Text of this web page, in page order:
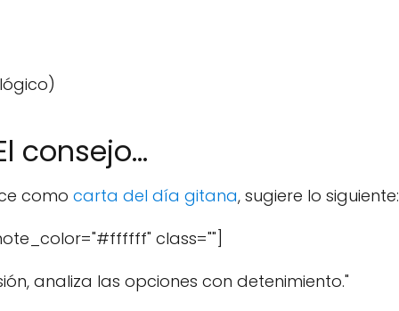
consejo...
como carta del día gitana, sugiere lo siguiente:
class=""]
analiza las opciones con detenimiento."